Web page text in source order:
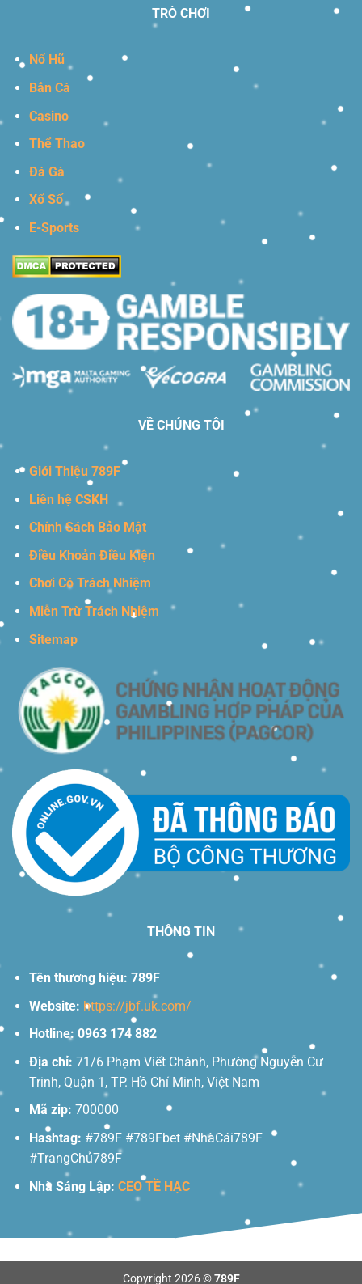
TRÒ CHƠI
Nổ Hũ
Bắn Cá
Casino
Thể Thao
Đá Gà
Xổ Số
E-Sports
VỀ CHÚNG TÔI
Giới Thiệu 789F
Liên hệ CSKH
Chính Sách Bảo Mật
Điều Khoản Điều Kiện
Chơi Có Trách Nhiệm
Miễn Trừ Trách Nhiệm
Sitemap
THÔNG TIN
Tên thương hiệu: 789F
Website: https://jbf.uk.com/
Hotline: 0963 174 882
Địa chỉ: 71/6 Phạm Viết Chánh, Phường Nguyễn Cư
Trinh, Quận 1, TP. Hồ Chí Minh, Việt Nam
Mã zip: 700000
Hashtag: #789F #789Fbet #NhàCái789F
#TrangChủ789F
Nhà Sáng Lập: CEO TỀ HẠC
Copyright 2026 ©789F